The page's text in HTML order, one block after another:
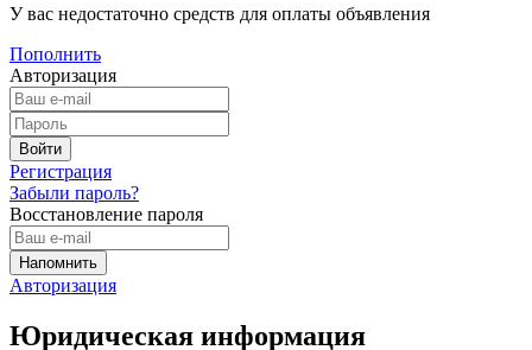
У вас недостаточно средств для оплаты объявления
Пополнить
Авторизация
Регистрация
Забыли пароль?
Восстановление пароля
Авторизация
Юридическая информация